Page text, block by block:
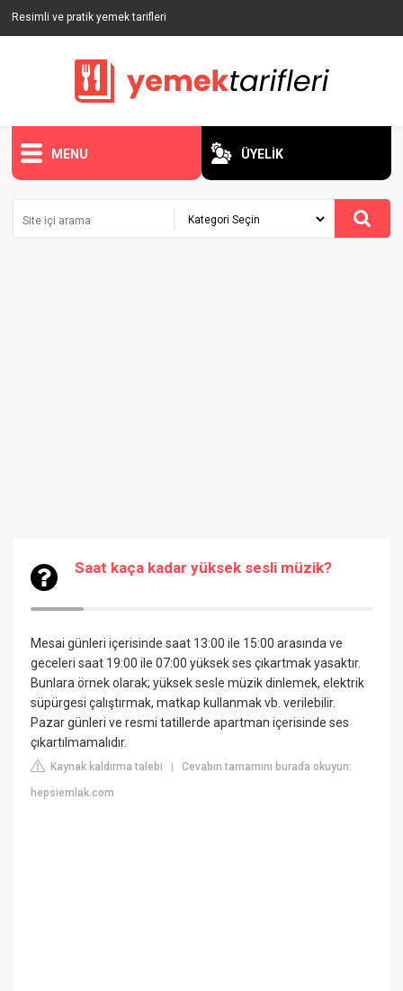
Resimli ve pratik yemek tarifleri
MENU ÜYELİK
Saat kaça kadar yüksek sesli müzik?
Mesai günleri içerisinde saat 13:00 ile 15:00 arasında ve
geceleri saat 19:00 ile 07:00 yüksek ses çıkartmak yasaktır.
Bunlara örnek olarak; yüksek sesle müzik dinlemek, elektrik
süpürgesi çalıştırmak, matkap kullanmak vb. verilebilir.
Pazar günleri ve resmi tatillerde apartman içerisinde ses
çıkartılmamalıdır.
Kaynak kaldırma talebi |Cevabın tamamını burada okuyun:
hepsiemlak.com